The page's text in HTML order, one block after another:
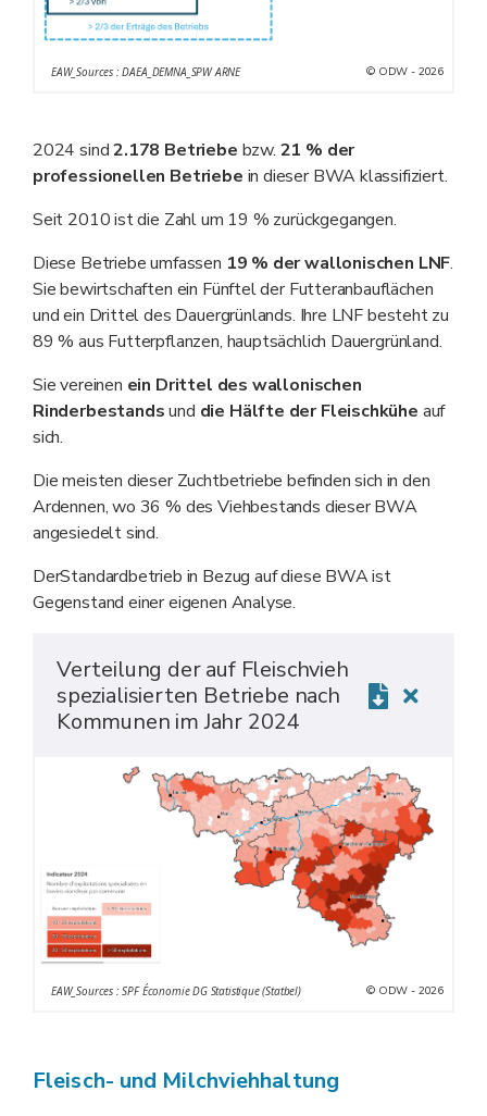
EAW_Sources : DAEA_DEMNA_SPW ARNE © ODW - 2026
2024 sind2.178 Betriebe bzw. 21 % der
professionellen Betriebe in dieser BWA klassifiziert.
Seit 2010 ist die Zahl um 19 % zurückgegangen.
Diese Betriebe umfassen 19 % der wallonischen LNF.
Sie bewirtschaften ein Fünftel der Futteranbauflächen
und ein Drittel des Dauergrünlands. Ihre LNF besteht zu
89 % aus Futterpflanzen, hauptsächlich Dauergrünland.
Sie vereinen ein Drittel des wallonischen
Rinderbestandsund die Hälfte der Fleischkühe auf
sich.
Die meisten dieser Zuchtbetriebe befinden sich in den
Ardennen, wo 36 % des Viehbestands dieser BWA
angesiedelt sind.
DerStandardbetrieb in Bezug auf diese BWA ist
Gegenstand einer eigenen Analyse.
Verteilung der auf Fleischvieh
spezialisierten Betriebe nach
Kommunen im Jahr 2024
EAW_Sources : SPF Économie DG Statistique (Statbel) © ODW - 2026
Fleisch- und Milchviehhaltung